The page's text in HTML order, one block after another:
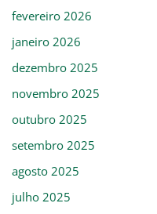
fevereiro 2026
janeiro 2026
dezembro 2025
novembro 2025
outubro 2025
setembro 2025
agosto 2025
julho 2025